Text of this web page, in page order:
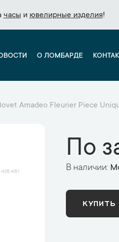
часы и ювелирные изделия!
часы и ювелирные изделия!
О ЛОМБАРДЕ
Amadeo Fleurier Piece
41848
По
В наличии:
КУПИТЬ